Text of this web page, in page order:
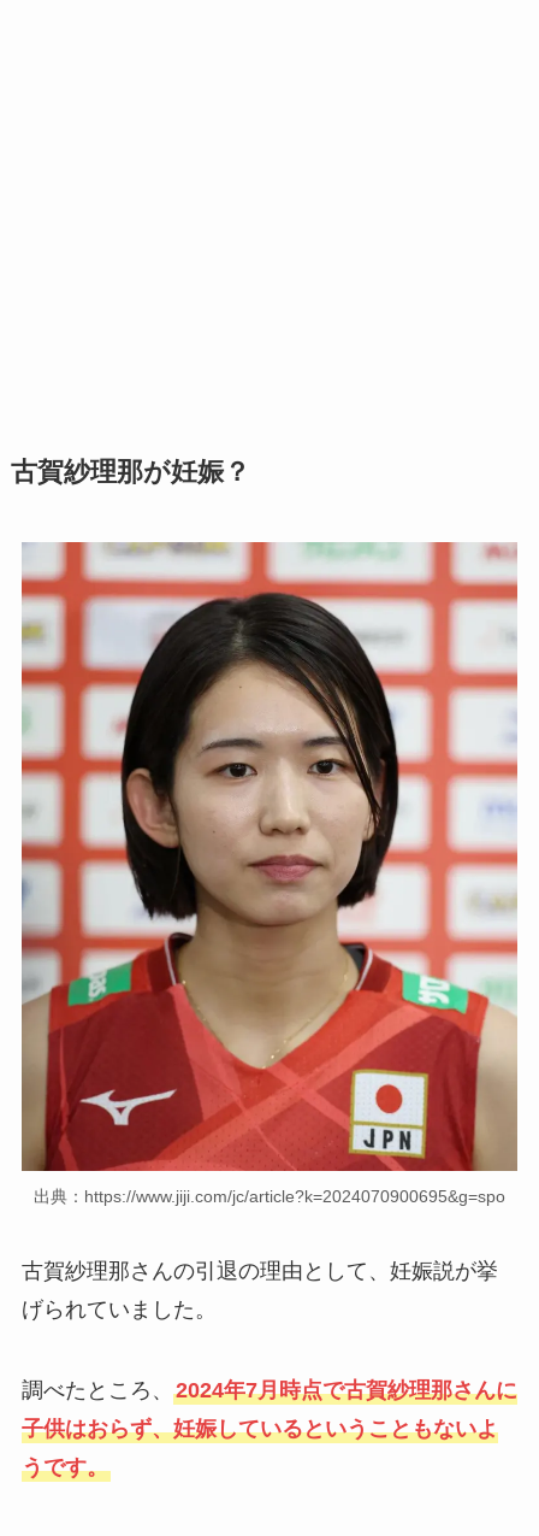
古賀紗理那が妊娠？
出典：https://www.jiji.com/jc/article?k=2024070900695&g=spo
古賀紗理那さんの引退の理由として、妊娠説が挙
げられていました。
調べたところ、 2024年7月時点で古賀紗理那さんに
子供はおらず、妊娠しているということもないよ
うです。